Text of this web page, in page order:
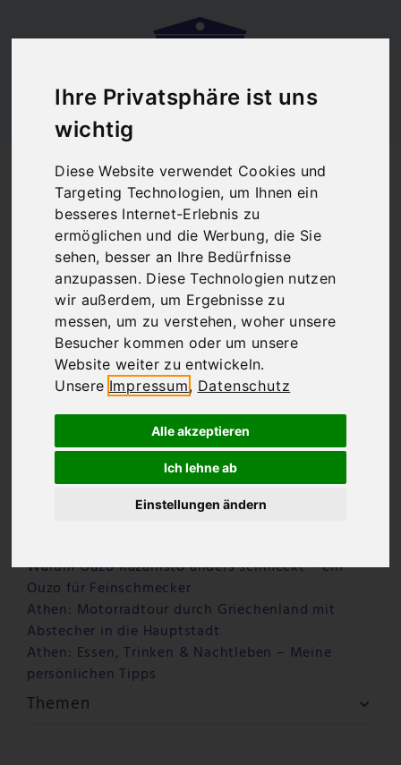
Ihre Privatsphäre ist uns
wichtig
Diese Website verwendet Cookies und
Targeting Technologien, um Ihnen ein
besseres Internet-Erlebnis zu
ermöglichen und die Werbung, die Sie
sehen, besser an Ihre Bedürfnisse
anzupassen. Diese Technologien nutzen
wir außerdem, um Ergebnisse zu
messen, um zu verstehen, woher unsere
Besucher kommen oder um unsere
Website weiter zu entwickeln.
Unsere Impressum, Datenschutz
Alle akzeptieren
Ich lehne ab
Einstellungen ändern
Griechenland: Urlaub in Athen
Griechenland:
Urlaub in Athen
There are no posts matching your selection.
Warum Ouzo Kazanisto anders schmeckt – ein
Ouzo für Feinschmecker
Athen: Motorradtour durch Griechenland mit
Abstecher in die Hauptstadt
Athen: Essen, Trinken & Nachtleben – Meine
persönlichen Tipps
Themen